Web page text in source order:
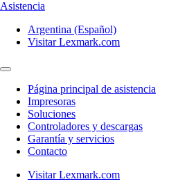
Asistencia
Argentina (Español)
Visitar Lexmark.com
Página principal de asistencia
Impresoras
Soluciones
Controladores y descargas
Garantía y servicios
Contacto
Visitar Lexmark.com